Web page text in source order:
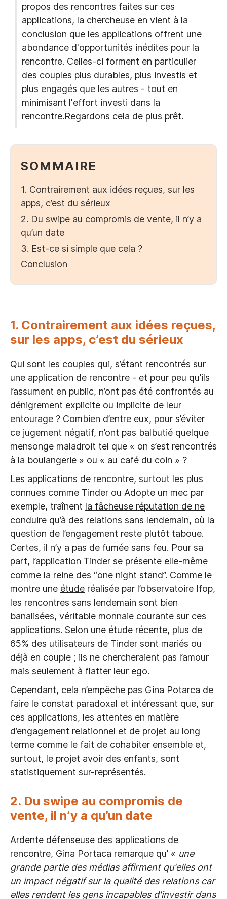
propos des rencontres faites sur ces
applications, la chercheuse en vient à la
conclusion que les applications offrent une
abondance d'opportunités inédites pour la
rencontre. Celles-ci forment en particulier
des couples plus durables, plus investis et
plus engagés que les autres - tout en
minimisant l'effort investi dans la
rencontre.Regardons cela de plus prêt.
SOMMAIRE
1. Contrairement aux idées reçues, sur les
apps, c’est du sérieux
2. Du swipe au compromis de vente, il n’y a
qu’un date
3. Est-ce si simple que cela ?
Conclusion
1. Contrairement aux idées reçues,
sur les apps, c’est du sérieux
Qui sont les couples qui, s’étant rencontrés sur
une application de rencontre - et pour peu qu’ils
l’assument en public, n’ont pas été confrontés au
dénigrement explicite ou implicite de leur
entourage ? Combien d’entre eux, pour s’éviter
ce jugement négatif, n’ont pas balbutié quelque
mensonge maladroit tel que « on s’est rencontrés
à la boulangerie » ou « au café du coin » ?
Les applications de rencontre, surtout les plus
connues comme Tinder ou Adopte un mec par
exemple, traînent la fâcheuse réputation de ne
conduire qu’à des relations sans lendemain, où la
question de l’engagement reste plutôt taboue.
Certes, il n’y a pas de fumée sans feu. Pour sa
part, l’application Tinder se présente elle-même
comme la reine des “one night stand”. Comme le
montre une étude réalisée par l’observatoire Ifop,
les rencontres sans lendemain sont bien
banalisées, véritable monnaie courante sur ces
applications. Selon une étude récente, plus de
65% des utilisateurs de Tinder sont mariés ou
déjà en couple ; ils ne chercheraient pas l’amour
mais seulement à flatter leur ego.
Cependant, cela n’empêche pas Gina Potarca de
faire le constat paradoxal et intéressant que, sur
ces applications, les attentes en matière
d’engagement relationnel et de projet au long
terme comme le fait de cohabiter ensemble et,
surtout, le projet avoir des enfants, sont
statistiquement sur-représentés.
2. Du swipe au compromis de
vente, il n’y a qu’un date
Ardente défenseuse des applications de
rencontre, Gina Portaca remarque qu’ « une
grande partie des médias affirment qu'elles ont
un impact négatif sur la qualité des relations car
elles rendent les gens incapables d'investir dans